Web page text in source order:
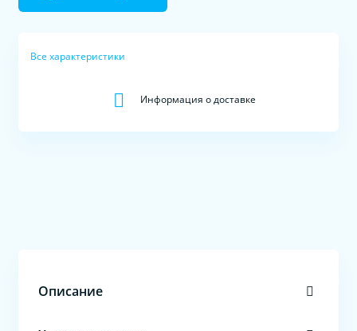
Все характеристики
Информация о доставке
Описание